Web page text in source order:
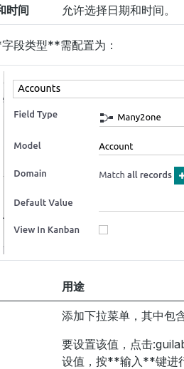
时间 允许选择日期和时间。
段类型**需配置为：
用途
添加下拉菜单，其中包
要设置该值，点击
设值，按**输入**键进